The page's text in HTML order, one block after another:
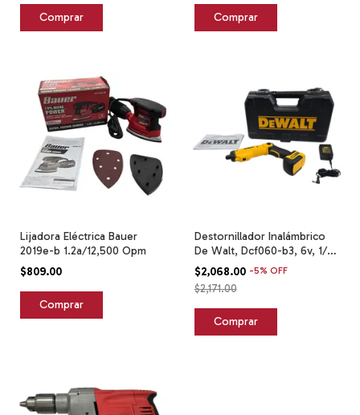
Lijadora Eléctrica Bauer
2019e-b 1.2a/12,500 Opm
$809.00
Destornillador Inalámbrico
De Walt, Dcf060-b3, 6v, 1/4 ,
Est Amarillo
$2,068.00 -5% OFF
$2,171.00